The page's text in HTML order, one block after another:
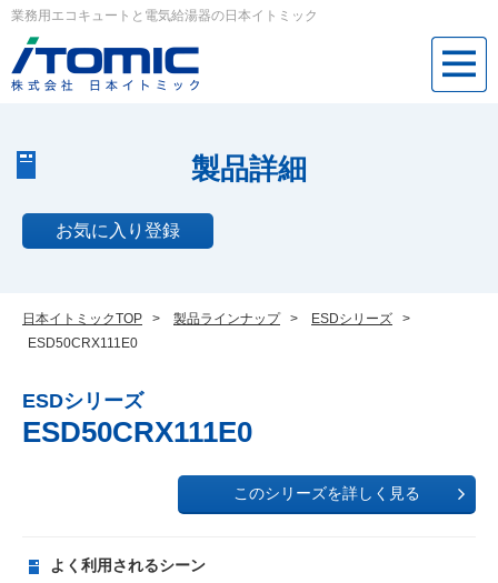
業務用エコキュートと電気給湯器の日本イトミック
製品詳細
お気に入り登録
日本イトミックTOP > 製品ラインナップ > ESDシリーズ
>
ESD50CRX111E0
ESDシリーズ
ESD50CRX111E0
このシリーズを詳しく見る
よく利用されるシーン